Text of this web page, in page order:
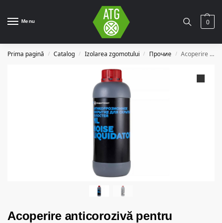
Menu 0
Prima pagină / Catalog / Izolarea zgomotului / Прочие / Acoperire anticorozivă pentru cavitățile ascunse StP NoiseLiquidator ML
Acoperire anticorozivă pentru